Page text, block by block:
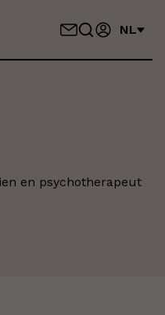
NL
en psychotherapeut